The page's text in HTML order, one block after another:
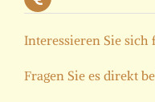
Interessieren Sie sich
Fragen Sie es direkt